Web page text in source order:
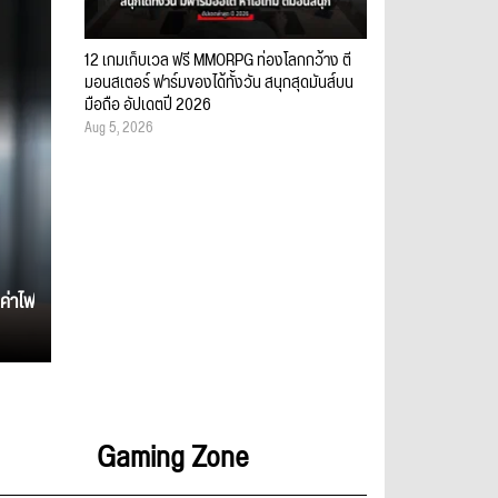
ไฟ
12 เกมเก็บเวล ฟรี MMORPG ท่องโลกกว้าง ตี
มอนสเตอร์ ฟาร์มของได้ทั้งวัน สนุกสุดมันส์บน
มือถือ อัปเดตปี 2026
Aug 5, 2026
Gaming Zone